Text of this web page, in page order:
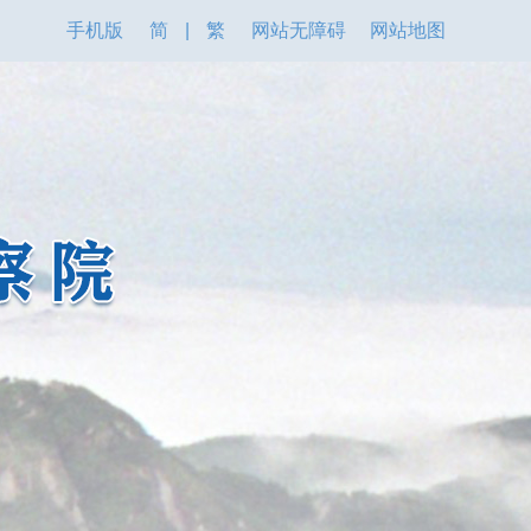
手机版 简 繁 网站无障碍 网站地图